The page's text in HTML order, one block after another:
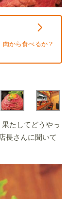
肉から食べるか？
たしてどうやっ
長さんに聞いて